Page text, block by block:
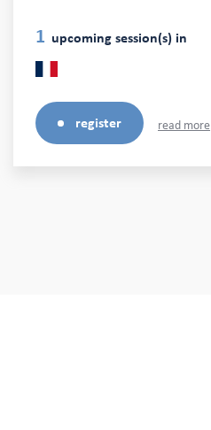
1 upcoming session(s) in
register read more